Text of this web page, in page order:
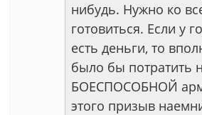
нибудь. Нужно ко
готовиться. Если у
есть деньги, то
было бы потратить
БОЕСПОСОБНОЙ
этого призыв